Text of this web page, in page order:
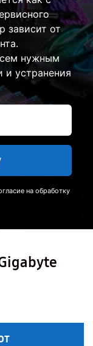
зависит от
нужным
и устранения
на обработку